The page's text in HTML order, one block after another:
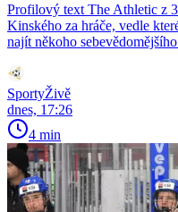
Profilový text The Athletic z
Kinského za hráče, vedle
najít někoho
SportyŽivě
dnes, 17:26
4 min